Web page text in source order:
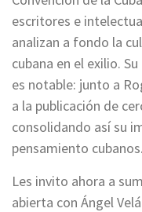
escritores e
analizan a fondo la
cubana en el exilio.
es notable: junto a
a la publicación de
consolidando así su
pensamiento cubanos.
Les invito ahora a
abierta con Ángel